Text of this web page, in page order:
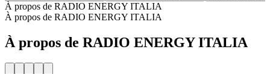
À propos de RADIO ENERGY ITALIA
À propos de RADIO ENERGY ITALIA
À propos de RADIO ENERGY ITALIA